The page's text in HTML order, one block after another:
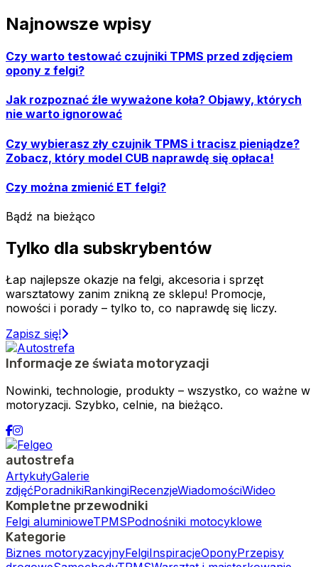
Najnowsze wpisy
Czy warto testować czujniki TPMS przed zdjęciem
opony z felgi?
Jak rozpoznać źle wyważone koła? Objawy, których
nie warto ignorować
Czy wybierasz zły czujnik TPMS i tracisz pieniądze?
Zobacz, który model CUB naprawdę się opłaca!
Czy można zmienić ET felgi?
Bądź na bieżąco
Tylko dla subskrybentów
Łap najlepsze okazje na felgi, akcesoria i sprzęt
warsztatowy zanim znikną ze sklepu! Promocje,
nowości i porady – tylko to, co naprawdę się liczy.
Zapisz się!
Informacje ze świata motoryzacji
Nowinki, technologie, produkty – wszystko, co ważne w
motoryzacji. Szybko, celnie, na bieżąco.
autostrefa
ArtykułyGalerie
zdjęćPoradnikiRankingiRecenzjeWiadomościWideo
Kompletne przewodniki
Felgi aluminioweTPMSPodnośniki motocyklowe
Kategorie
Biznes motoryzacyjnyFelgiInspiracjeOponyPrzepisy